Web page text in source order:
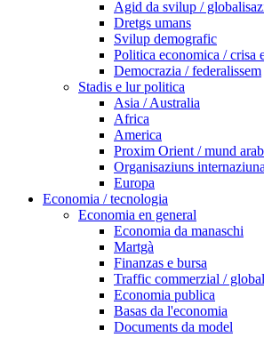
Agid da svilup /
Dretgs umans
Svilup demografic
Politica economica / crisa
Democrazia / federalissem
Stadis e lur politica
Asia / Australia
Africa
America
Proxim Orient / mund arab
Organisaziuns
Europa
Economia / tecnologia
Economia en general
Economia da manaschi
Martgà
Finanzas e bursa
Traffic commerzial /
Economia publica
Basas da l'economia
Documents da model